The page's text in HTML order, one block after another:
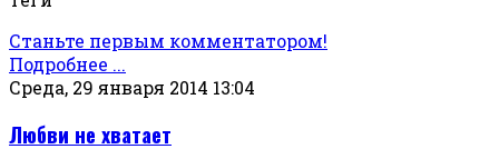
Станьте первым комментатором!
Подробнее ...
Среда, 29 января 2014 13:04
Любви не хватает